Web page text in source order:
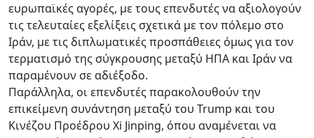
ευρωπαϊκές αγορές, με τους επενδυτές να αξιολογούν
τις τελευταίες εξελίξεις σχετικά με τον πόλεμο στο
Ιράν, με τις διπλωματικές προσπάθειες όμως για τον
τερματισμό της σύγκρουσης μεταξύ ΗΠΑ και Ιράν να
παραμένουν σε αδιέξοδο.
Παράλληλα, οι επενδυτές παρακολουθούν την
επικείμενη συνάντηση μεταξύ του Trump και του
Κινέζου Προέδρου Xi Jinping, όπου αναμένεται να